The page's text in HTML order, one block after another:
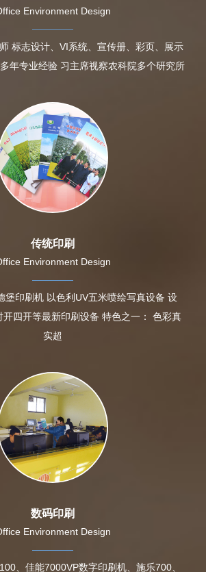
Environment Design
标志设计、VI系统、宣传册、彩页、展示
年专业经验 习主席视察农科院多个研究所
传统印刷
Environment Design
堡印刷机 以色利UV五米喷绘写真设备 设
四开等最新印刷设备 特色之一： 色彩真
实超
数码印刷
Environment Design
、佳能7000VP数字印刷机、施乐700、